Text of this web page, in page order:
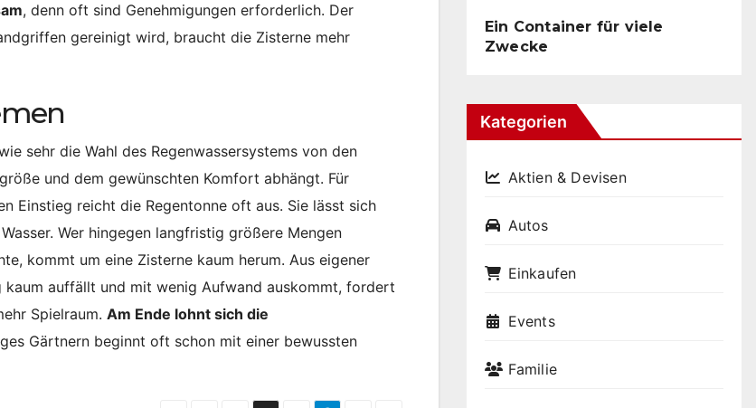
, denn oft sind Genehmigungen erforderlich. Der
gereinigt wird, braucht die Zisterne mehr
sehr die Wahl des Regenwassersystems von den
und dem gewünschten Komfort abhängt. Für
Einstieg reicht die Regentonne oft aus. Sie lässt sich
Wer hingegen langfristig größere Mengen
kommt um eine Zisterne kaum herum. Aus eigener
auffällt und mit wenig Aufwand auskommt, fordert
Spielraum. Am Ende lohnt sich die
Gärtnern beginnt oft schon mit einer bewussten
Ein Container für viele
Zwecke
Kategorien
Aktien & Devisen
Autos
Einkaufen
Events
Familie